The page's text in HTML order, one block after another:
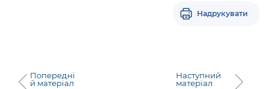
Надрукувати
Попередні
й матеріал
Наступний
матеріал